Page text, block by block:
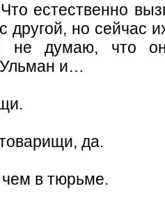
естественно
другой, но сейчас
не думаю, что
Ульман и…
да.
в тюрьме.